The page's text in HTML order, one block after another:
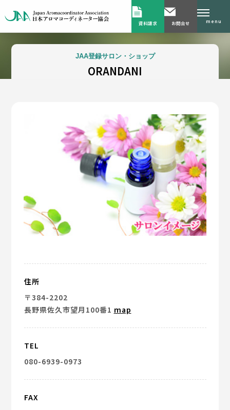
資料請求 お問合せ menu
JAA登録サロン・ショップ
ORANDANI
住所
〒384-2202
長野県佐久市望月100番1 map
TEL
080-6939-0973
FAX